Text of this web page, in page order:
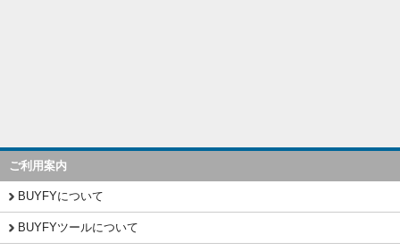
ご利用案内
BUYFYについて
BUYFYツールについて